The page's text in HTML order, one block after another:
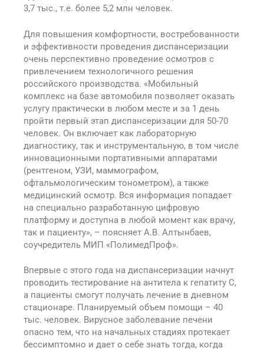
3,7 тыс., т.е. более 5,2 млн человек.
Для повышения комфортности, востребованности
и эффективности проведения диспансеризации
очень перспективно проведение осмотров с
привлечением технологичного решения
российского производства. «Мобильный
комплекс на базе автомобиля позволяет оказать
услугу практически в любом месте и за 1 день
пройти первый этап диспансеризации для 50-70
человек. Он включает как лабораторную
диагностику, так и инструментальную, в том числе
инновационными портативными аппаратами
(рентгеном, УЗИ, маммографом,
офтальмологическим тонометром), а также
медицинский осмотр. Вся информация попадает
на специально разработанную цифровую
платформу и доступна в любой момент как врачу,
так и пациенту», – поясняет А.В. Алтынбаев,
соучредитель МИП «ПолимедПроф».
Впервые с этого года на диспансеризации начнут
проводить тестирование на антитела к гепатиту С,
а пациенты смогут получать лечение в дневном
стационаре. Планируемый объем помощи – 40
тыс. человек. Вирусное заболевание печени
опасно тем, что на начальных стадиях протекает
бессимптомно и дает о себе знать тогда, когда